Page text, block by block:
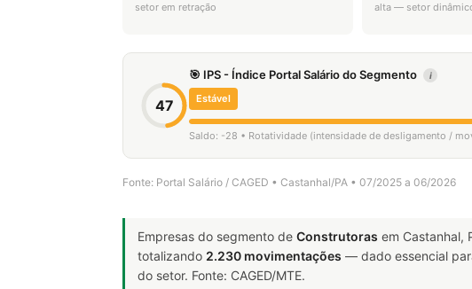
setor em retração alta — setor
47
🎯 IPS - Índice Portal Salário do Segmento i
Estável
Saldo: -28 • Rotatividade (intensidade de desligamento /
Fonte: Portal Salário / CAGED • Castanhal/PA • 07/2025 a 06/2026
Empresas do segmento de Construtoras em Castanhal,
totalizando 2.230 movimentações — dado essencial
do setor. Fonte: CAGED/MTE.